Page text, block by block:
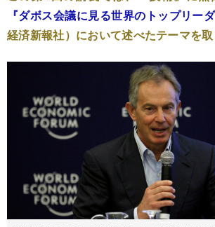
『ダボス会議に見る世界のトップリー
経済新報社）において述べたテーマを取